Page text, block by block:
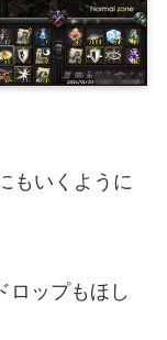
もいくように
ロップもほし